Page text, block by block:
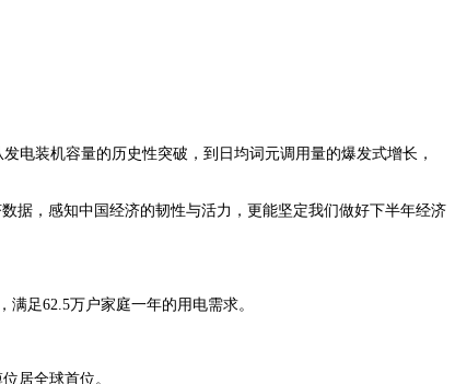
装机容量的历史性突破，到日均词元调用量的爆发式增长，
，感知中国经济的韧性与活力，更能坚定我们做好下半年经济
足62.5万户家庭一年的用电需求。
居全球首位。